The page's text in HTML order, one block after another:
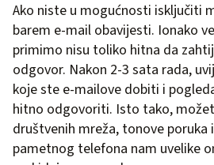
Ako niste u mogućnosti isključiti
barem e-mail obavijesti. Ionako
primimo nisu toliko hitna da
odgovor. Nakon 2-3 sata rada,
koje ste e-mailove dobiti i
hitno odgovoriti. Isto tako,
društvenih mreža, tonove poruka
pametnog telefona nam uvelike